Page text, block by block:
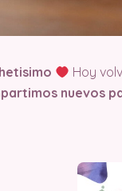
Hoy
nuevos